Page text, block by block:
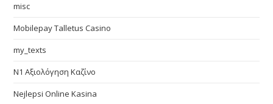
misc
Mobilepay Talletus Casino
my_texts
N1 Αξιολόγηση Καζίνο
Nejlepsi Online Kasina